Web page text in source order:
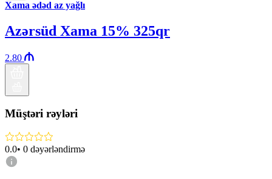
Xama ədəd az yağlı
Azərsüd Xama 15% 325qr
2.80
Müştəri rəyləri
0.0• 0 dəyərləndirmə